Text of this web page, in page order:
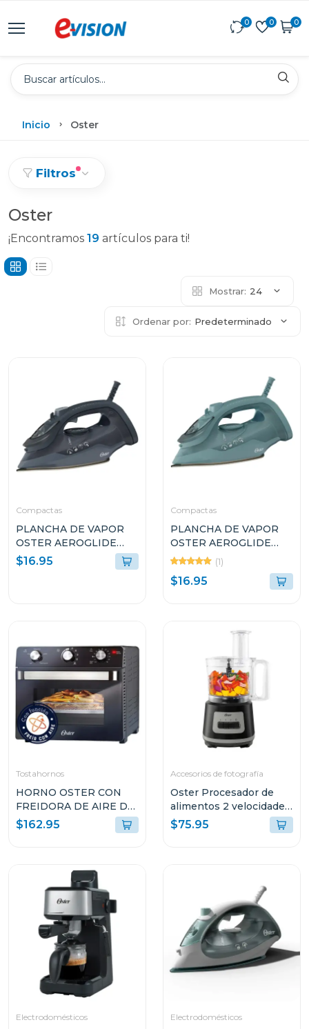
0 0 0
Inicio Oster
Filtros
Oster
¡Encontramos 19 artículos para ti!
Mostrar: 24
Ordenar por: Predeterminado
Compactas
PLANCHA DE VAPOR
OSTER AEROGLIDE
S7000 NEGRO
GCSTAC7002
$16.95
Compactas
PLANCHA DE VAPOR
OSTER AEROGLIDE
S7000 VERDE
GCSTAC7001
(1)
$16.95
Tostahornos
HORNO OSTER CON
FREIDORA DE AIRE DE
22L CON
RECUBRIMIENTO
$162.95
Accesorios de fotografía
Oster Procesador de
alimentos 2 velocidades
+ turbo 500 w fp1455
$75.95
Electrodomésticos Electrodomésticos